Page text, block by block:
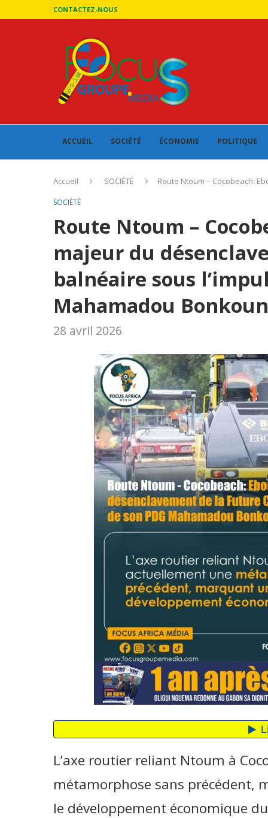
CONTACTEZ-NOUS
ACCUEIL SOCIÉTÉ ÉCONOMIE POLITIQUE
Accueil SOCIÉTÉ Route Ntoum – Cocobeach:
SOCIÉTÉ
Route Ntoum –
majeur du
balnéaire sous
Mahamadou
28 avril 2026
L’axe routier reliant Ntoum à
métamorphose sans précédent,
le développement économique